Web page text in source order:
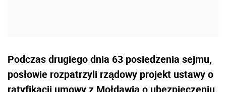
Podczas drugiego dnia 63 posiedzenia sejmu,
posłowie rozpatrzyli rządowy projekt ustawy o
ratyfikacji umowy z Mołdawią o ubezpieczeniu